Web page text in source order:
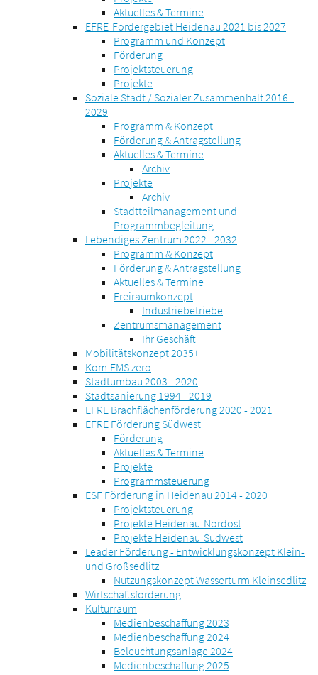
Aktuelles & Termine
EFRE-Fördergebiet Heidenau 2021 bis 2027
Programm und Konzept
Förderung
Projektsteuerung
Projekte
Soziale Stadt / Sozialer Zusammenhalt 2016 -
2029
Programm & Konzept
Förderung & Antragstellung
Aktuelles & Termine
Archiv
Projekte
Archiv
Stadtteilmanagement und
Programmbegleitung
Lebendiges Zentrum 2022 - 2032
Programm & Konzept
Förderung & Antragstellung
Aktuelles & Termine
Freiraumkonzept
Industriebetriebe
Zentrumsmanagement
Ihr Geschäft
Mobilitätskonzept 2035+
Kom.EMS zero
Stadtumbau 2003 - 2020
Stadtsanierung 1994 - 2019
EFRE Brachflächenförderung 2020 - 2021
EFRE Förderung Südwest
Förderung
Aktuelles & Termine
Projekte
Programmsteuerung
ESF Förderung in Heidenau 2014 - 2020
Projektsteuerung
Projekte Heidenau-Nordost
Projekte Heidenau-Südwest
Leader Förderung - Entwicklungskonzept Klein-
und Großsedlitz
Nutzungskonzept Wasserturm Kleinsedlitz
Wirtschaftsförderung
Kulturraum
Medienbeschaffung 2023
Medienbeschaffung 2024
Beleuchtungsanlage 2024
Medienbeschaffung 2025